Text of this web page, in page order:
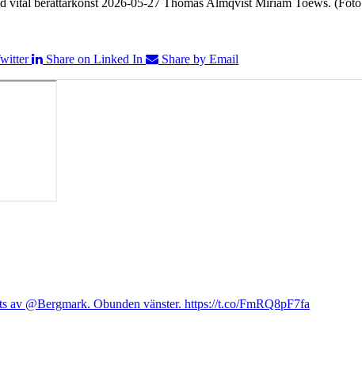
Share on Linked In Share by Email
av @Bergmark. Obunden vänster. https://t.co/FmRQ8pF7fa